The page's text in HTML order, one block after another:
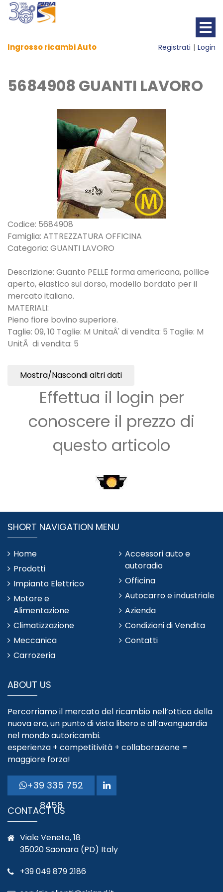
Ingrosso ricambi Auto Registrati Login
5684908 GUANTI LAVORO
Codice: 5684908
Famiglia: ATTREZZATURA OFFICINA
Categoria: GUANTI LAVORO
Descrizione: Guanto PELLE forma americana, pollice
aperto, elastico sul dorso, modello bordato per il
mercato italiano.
MATERIALI:
Pieno fiore bovino superiore.
Taglie: 09, 10 Taglie: M UnitaÂ' di vendita: 5 Taglie: M
UnitÃ di vendita: 5
Mostra/Nascondi altri dati
Effettua il login per
conoscere il prezzo di
questo articolo
SHORT NAVIGATION MENU
Home
Prodotti
Impianto Elettrico
Motore e
Alimentazione
Climatizzazione
Meccanica
Carrozeria
Accessori auto e
autoradio
Officina
Autocarro e industriale
Azienda
Condizioni di Vendita
Contatti
ABOUT US
Percorriamo il mercato del ricambio nell’ottica della
nuova era, un punto di vista libero e all’avanguardia
nel mondo autoricambi.
esperienza + competitività + collaborazione =
maggiore forza!
+39 335 752
8458
CONTACT US
Viale Veneto, 18
35020 Saonara (PD) Italy
+39 049 879 2186